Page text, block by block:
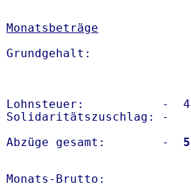
Monatsbeträge
Lohnsteuer:           -
Solidaritätszuschlag: -
Abzüge gesamt:        -
Monats-